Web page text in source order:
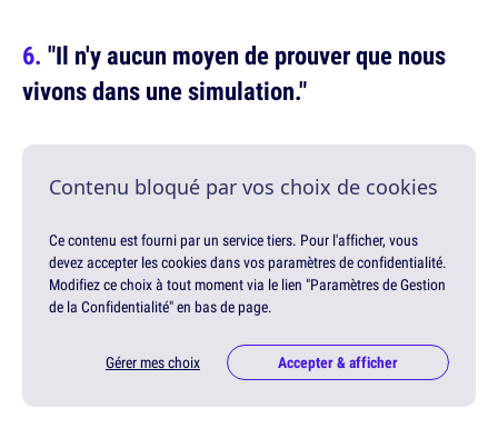
"Il n'y aucun moyen de prouver que nous
vivons dans une simulation."
Contenu bloqué par vos choix de cookies
Ce contenu est fourni par un service tiers. Pour l'afficher, vous
devez accepter les cookies dans vos paramètres de confidentialité.
Modifiez ce choix à tout moment via le lien "Paramètres de Gestion
de la Confidentialité" en bas de page.
Gérer mes choix Accepter & afficher